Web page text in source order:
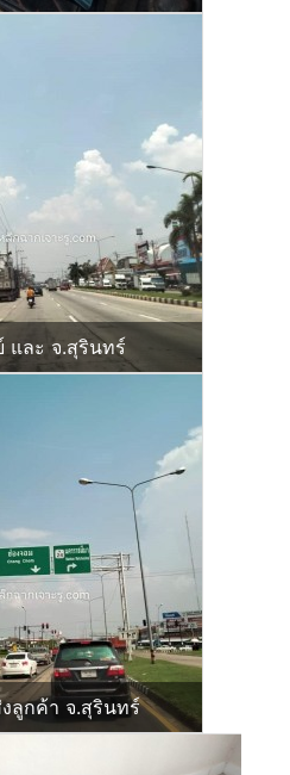
และ จ.สุรินทร์
งลูกค้า จ.สุรินทร์